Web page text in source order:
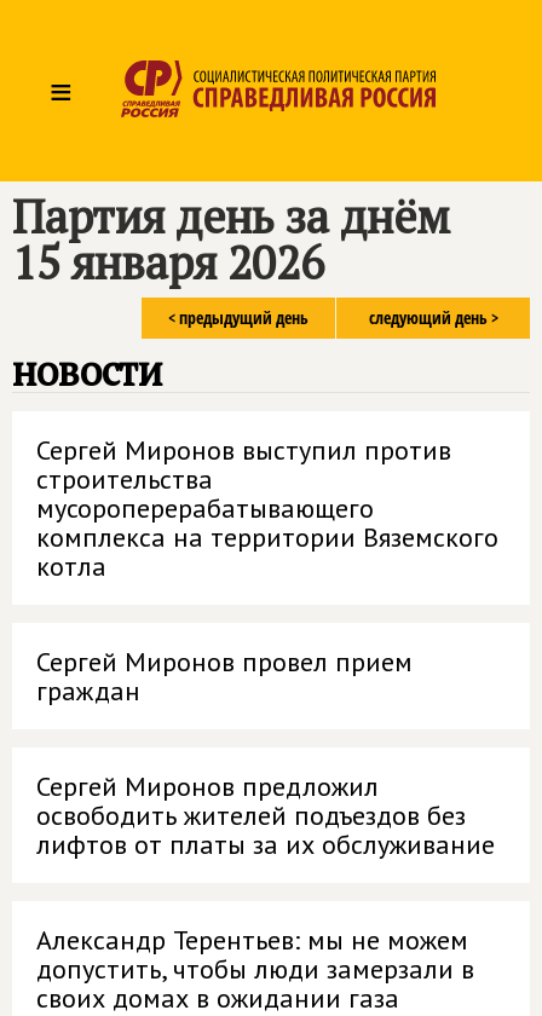
≡
Партия день за днём
15 января 2026
следующий день >
< предыдущий день
новости
Сергей Миронов выступил против
строительства
мусороперерабатывающего
комплекса на территории Вяземского
котла
Сергей Миронов провел прием
граждан
Сергей Миронов предложил
освободить жителей подъездов без
лифтов от платы за их обслуживание
Александр Терентьев: мы не можем
допустить, чтобы люди замерзали в
своих домах в ожидании газа